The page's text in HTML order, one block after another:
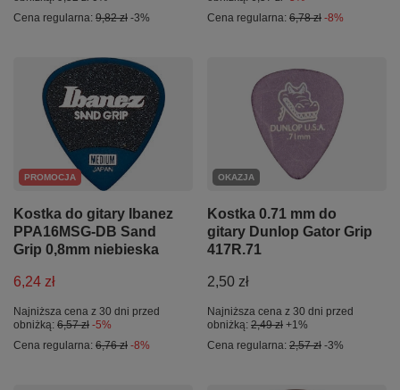
Cena regularna: 9,82 zł -3%
Cena regularna: 6,78 zł -8%
PROMOCJA
Kostka do gitary Ibanez
PPA16MSG-DB Sand
Grip 0,8mm niebieska
6,24 zł
Najniższa cena z 30 dni przed
obniżką: 6,57 zł -5%
Cena regularna: 6,76 zł -8%
OKAZJA
Kostka 0.71 mm do
gitary Dunlop Gator Grip
417R.71
2,50 zł
Najniższa cena z 30 dni przed
obniżką: 2,49 zł +1%
Cena regularna: 2,57 zł -3%